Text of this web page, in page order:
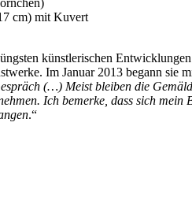
cm) mit Kuvert
künstlerischen
Im Januar 2013 begann
(…) Meist bleiben die
Ich bemerke, dass sich
.“